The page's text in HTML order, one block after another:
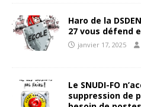
Haro de la
27 vous défend
janvier 17, 2025
Le SNUDI-FO
suppression de